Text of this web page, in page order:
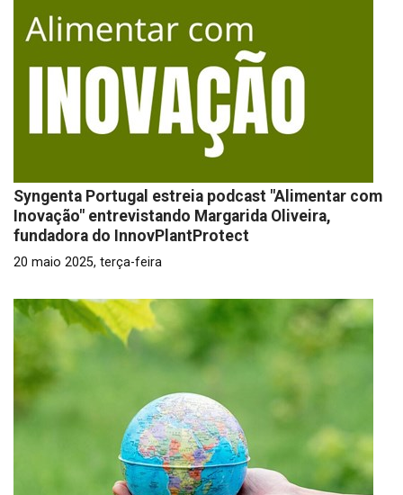
Syngenta Portugal estreia podcast "Alimentar com
Inovação" entrevistando Margarida Oliveira,
fundadora do InnovPlantProtect
20 maio 2025, terça-feira